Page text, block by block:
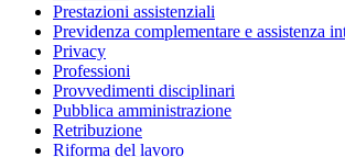
Prestazioni assistenziali
Previdenza complementare e assistenza
Privacy
Professioni
Provvedimenti disciplinari
Pubblica amministrazione
Retribuzione
Riforma del lavoro